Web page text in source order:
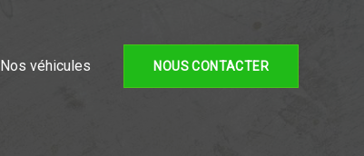
Nos véhicules NOUS CONTACTER